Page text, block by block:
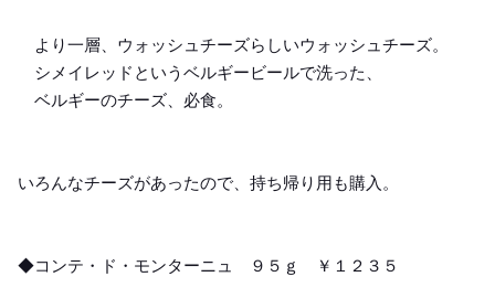
より一層、ウォッシュチーズらしいウォッシュチーズ。
シメイレッドというベルギービールで洗った、
ベルギーのチーズ、必食。
いろんなチーズがあったので、持ち帰り用も購入。
◆コンテ・ド・モンターニュ ９５ｇ ￥１２３５